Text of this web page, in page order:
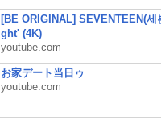
[BE ORIGINAL] SEVENTEEN(
ght' (4K)
youtube.com
お家デート当日ゥ
youtube.com